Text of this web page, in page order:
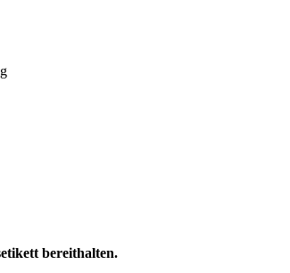
bereithalten.